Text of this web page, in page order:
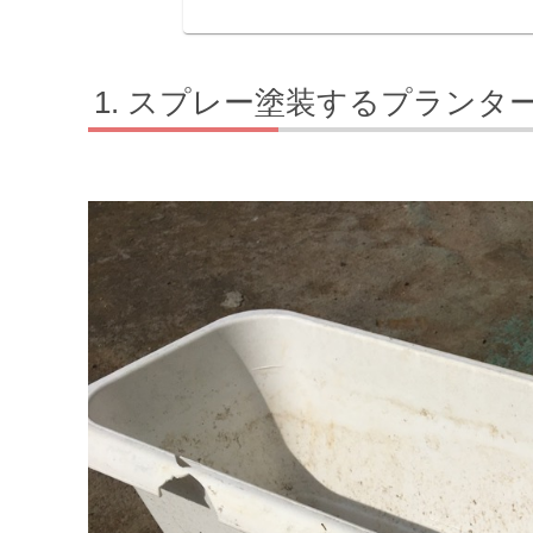
スプレー塗装するプランタ